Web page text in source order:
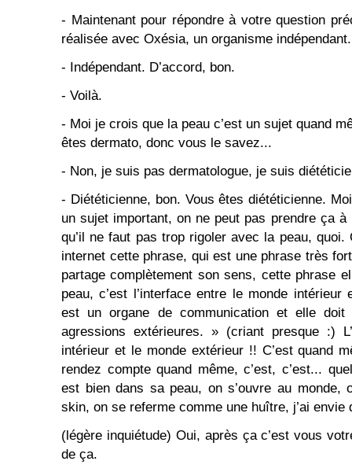
- Maintenant pour répondre à votre question
réalisée avec Oxésia, un organisme indépendant.
- Indépendant. D’accord, bon.
- Voilà.
- Moi je crois que la peau c’est un sujet quand
êtes dermato, donc vous le savez...
- Non, je suis pas dermatologue, je suis
- Diététicienne, bon. Vous êtes diététicienne.
un sujet important, on ne peut pas prendre ça à
qu’il ne faut pas trop rigoler avec la peau,
internet cette phrase, qui est une phrase très
partage complètement son sens, cette phrase
peau, c’est l’interface entre le monde
est un organe de communication et elle doit
agressions extérieures. » (criant presque :)
intérieur et le monde extérieur !! C’est quand
rendez compte quand même, c’est, c’est...
est bien dans sa peau, on s’ouvre au monde,
skin, on se referme comme une huître, j’ai envie
(légère inquiétude) Oui, après ça c’est vous
de ça.